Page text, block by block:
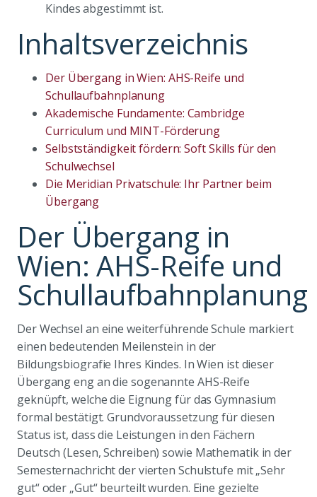
Kindes abgestimmt ist.
Inhaltsverzeichnis
Der Übergang in Wien: AHS-Reife und
Schullaufbahnplanung
Akademische Fundamente: Cambridge
Curriculum und MINT-Förderung
Selbstständigkeit fördern: Soft Skills für den
Schulwechsel
Die Meridian Privatschule: Ihr Partner beim
Übergang
Der Übergang in
Wien: AHS-Reife und
Schullaufbahnplanung
Der Wechsel an eine weiterführende Schule markiert
einen bedeutenden Meilenstein in der
Bildungsbiografie Ihres Kindes. In Wien ist dieser
Übergang eng an die sogenannte AHS-Reife
geknüpft, welche die Eignung für das Gymnasium
formal bestätigt. Grundvoraussetzung für diesen
Status ist, dass die Leistungen in den Fächern
Deutsch (Lesen, Schreiben) sowie Mathematik in der
Semesternachricht der vierten Schulstufe mit „Sehr
gut“ oder „Gut“ beurteilt wurden. Eine gezielte